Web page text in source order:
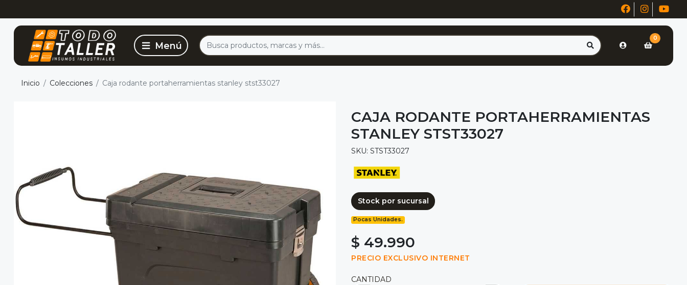
0
Inicio Colecciones Caja rodante portaherramientas stanley stst33027
CAJA RODANTE PORTAHERRAMIENTAS
STANLEY STST33027
SKU: STST33027
Stock por sucursal
Pocas Unidades.
$ 49.990
PRECIO EXCLUSIVO INTERNET
CANTIDAD